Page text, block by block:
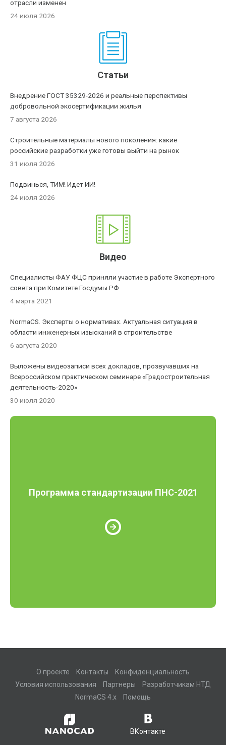
отрасли изменен
24 июля 2026
Статьи
Внедрение ГОСТ 35329-2026 и реальные перспективы
добровольной экосертификации жилья
7 августа 2026
Строительные материалы нового поколения: какие
российские разработки уже готовы выйти на рынок
31 июля 2026
Подвинься, ТИМ! Идет ИИ!
24 июля 2026
Видео
Специалисты ФАУ ФЦС приняли участие в работе Экспертного
совета при Комитете Госдумы РФ
4 марта 2021
NormaCS. Эксперты о нормативах. Актуальная ситуация в
области инженерных изысканий в строительстве
6 августа 2020
Выложены видеозаписи всех докладов, прозвучавших на
Всероссийском практическом семинаре «Градостроительная
деятельность-2020»
30 июля 2020
Программа стандартизации ПНС-2021
О проекте Контакты
Конфиденциальность
Условия использования
Партнеры
Разработчикам НТД
NormaCS 4.x
Помощь
ВКонтакте